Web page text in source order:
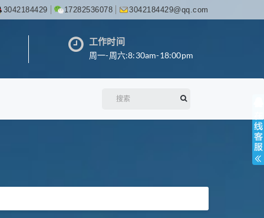
3042184429 17282536078 3042184429@qq.com
工作时间
周一-周六:8:30am-18:00pm